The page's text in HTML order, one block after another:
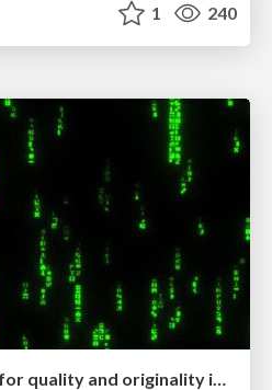
1 240
Game over? The fight for quality and originality in the time of robots